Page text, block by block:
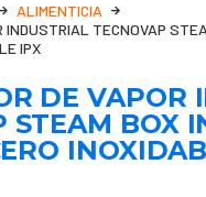
ALIMENTICIA
INDUSTRIAL TECNOVAP
IPX
DE VAPOR
STEAM BOX